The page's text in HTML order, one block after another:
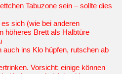
Tabuzone sein – sollte dies
sich (wie bei anderen
höheres Brett als Halbtüre
auch ins Klo hüpfen, rutschen ab
Vorsicht: einige können